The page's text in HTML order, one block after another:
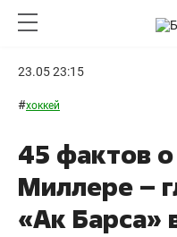
23.05 23:15
#хоккей
45 фактов
Миллере –
«Ак Барса»